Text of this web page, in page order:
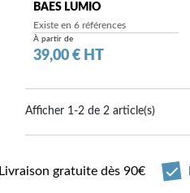
BAES LUMIO
Existe en 6 références
À partir de
Prix
39,00 € HT
Afficher 1-2 de 2 article(s)
Livraison gratuite dès 90€